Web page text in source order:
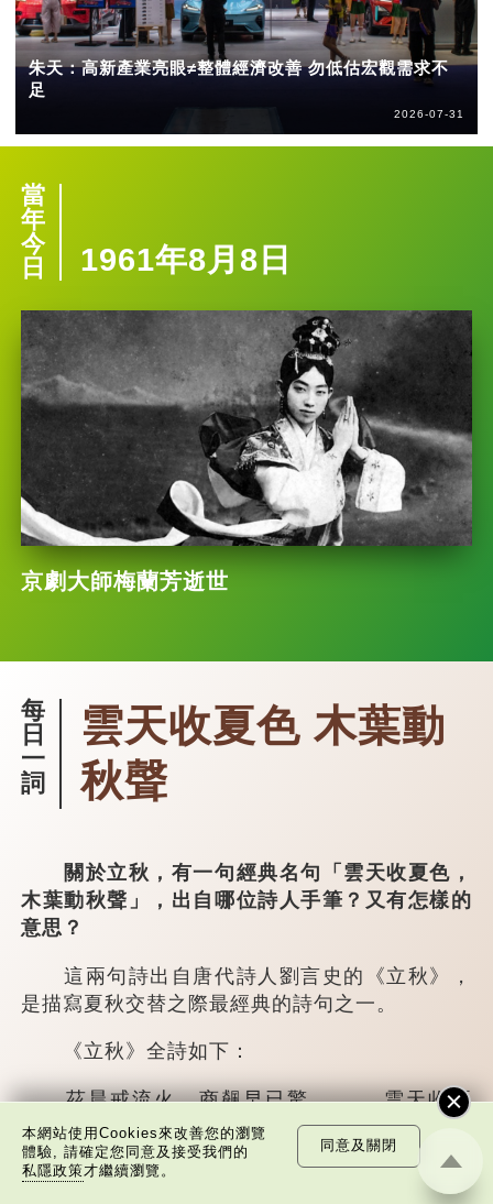
朱天：高新產業亮眼≠整體經濟改善 勿低估宏觀需求不
足
2026-07-31
當
年
今
日
1961年8月8日
京劇大師梅蘭芳逝世
每
日
一
詞
雲天收夏色 木葉動
秋聲
關於立秋，有一句經典名句「雲天收夏色，
木葉動秋聲」，出自哪位詩人手筆？又有怎樣的
意思？
這兩句詩出自唐代詩人劉言史的《立秋》，
是描寫夏秋交替之際最經典的詩句之一。
《立秋》全詩如下：
茲晨戒流火，商飆早已驚。 雲天收夏
色，木葉動秋聲。
詩的前兩句寫的是：這一天早晨，天上的
本網站使用Cookies來改善您的瀏覽
體驗, 請確定您同意及接受我們的
私隱政策才繼續瀏覽。
同意及關閉